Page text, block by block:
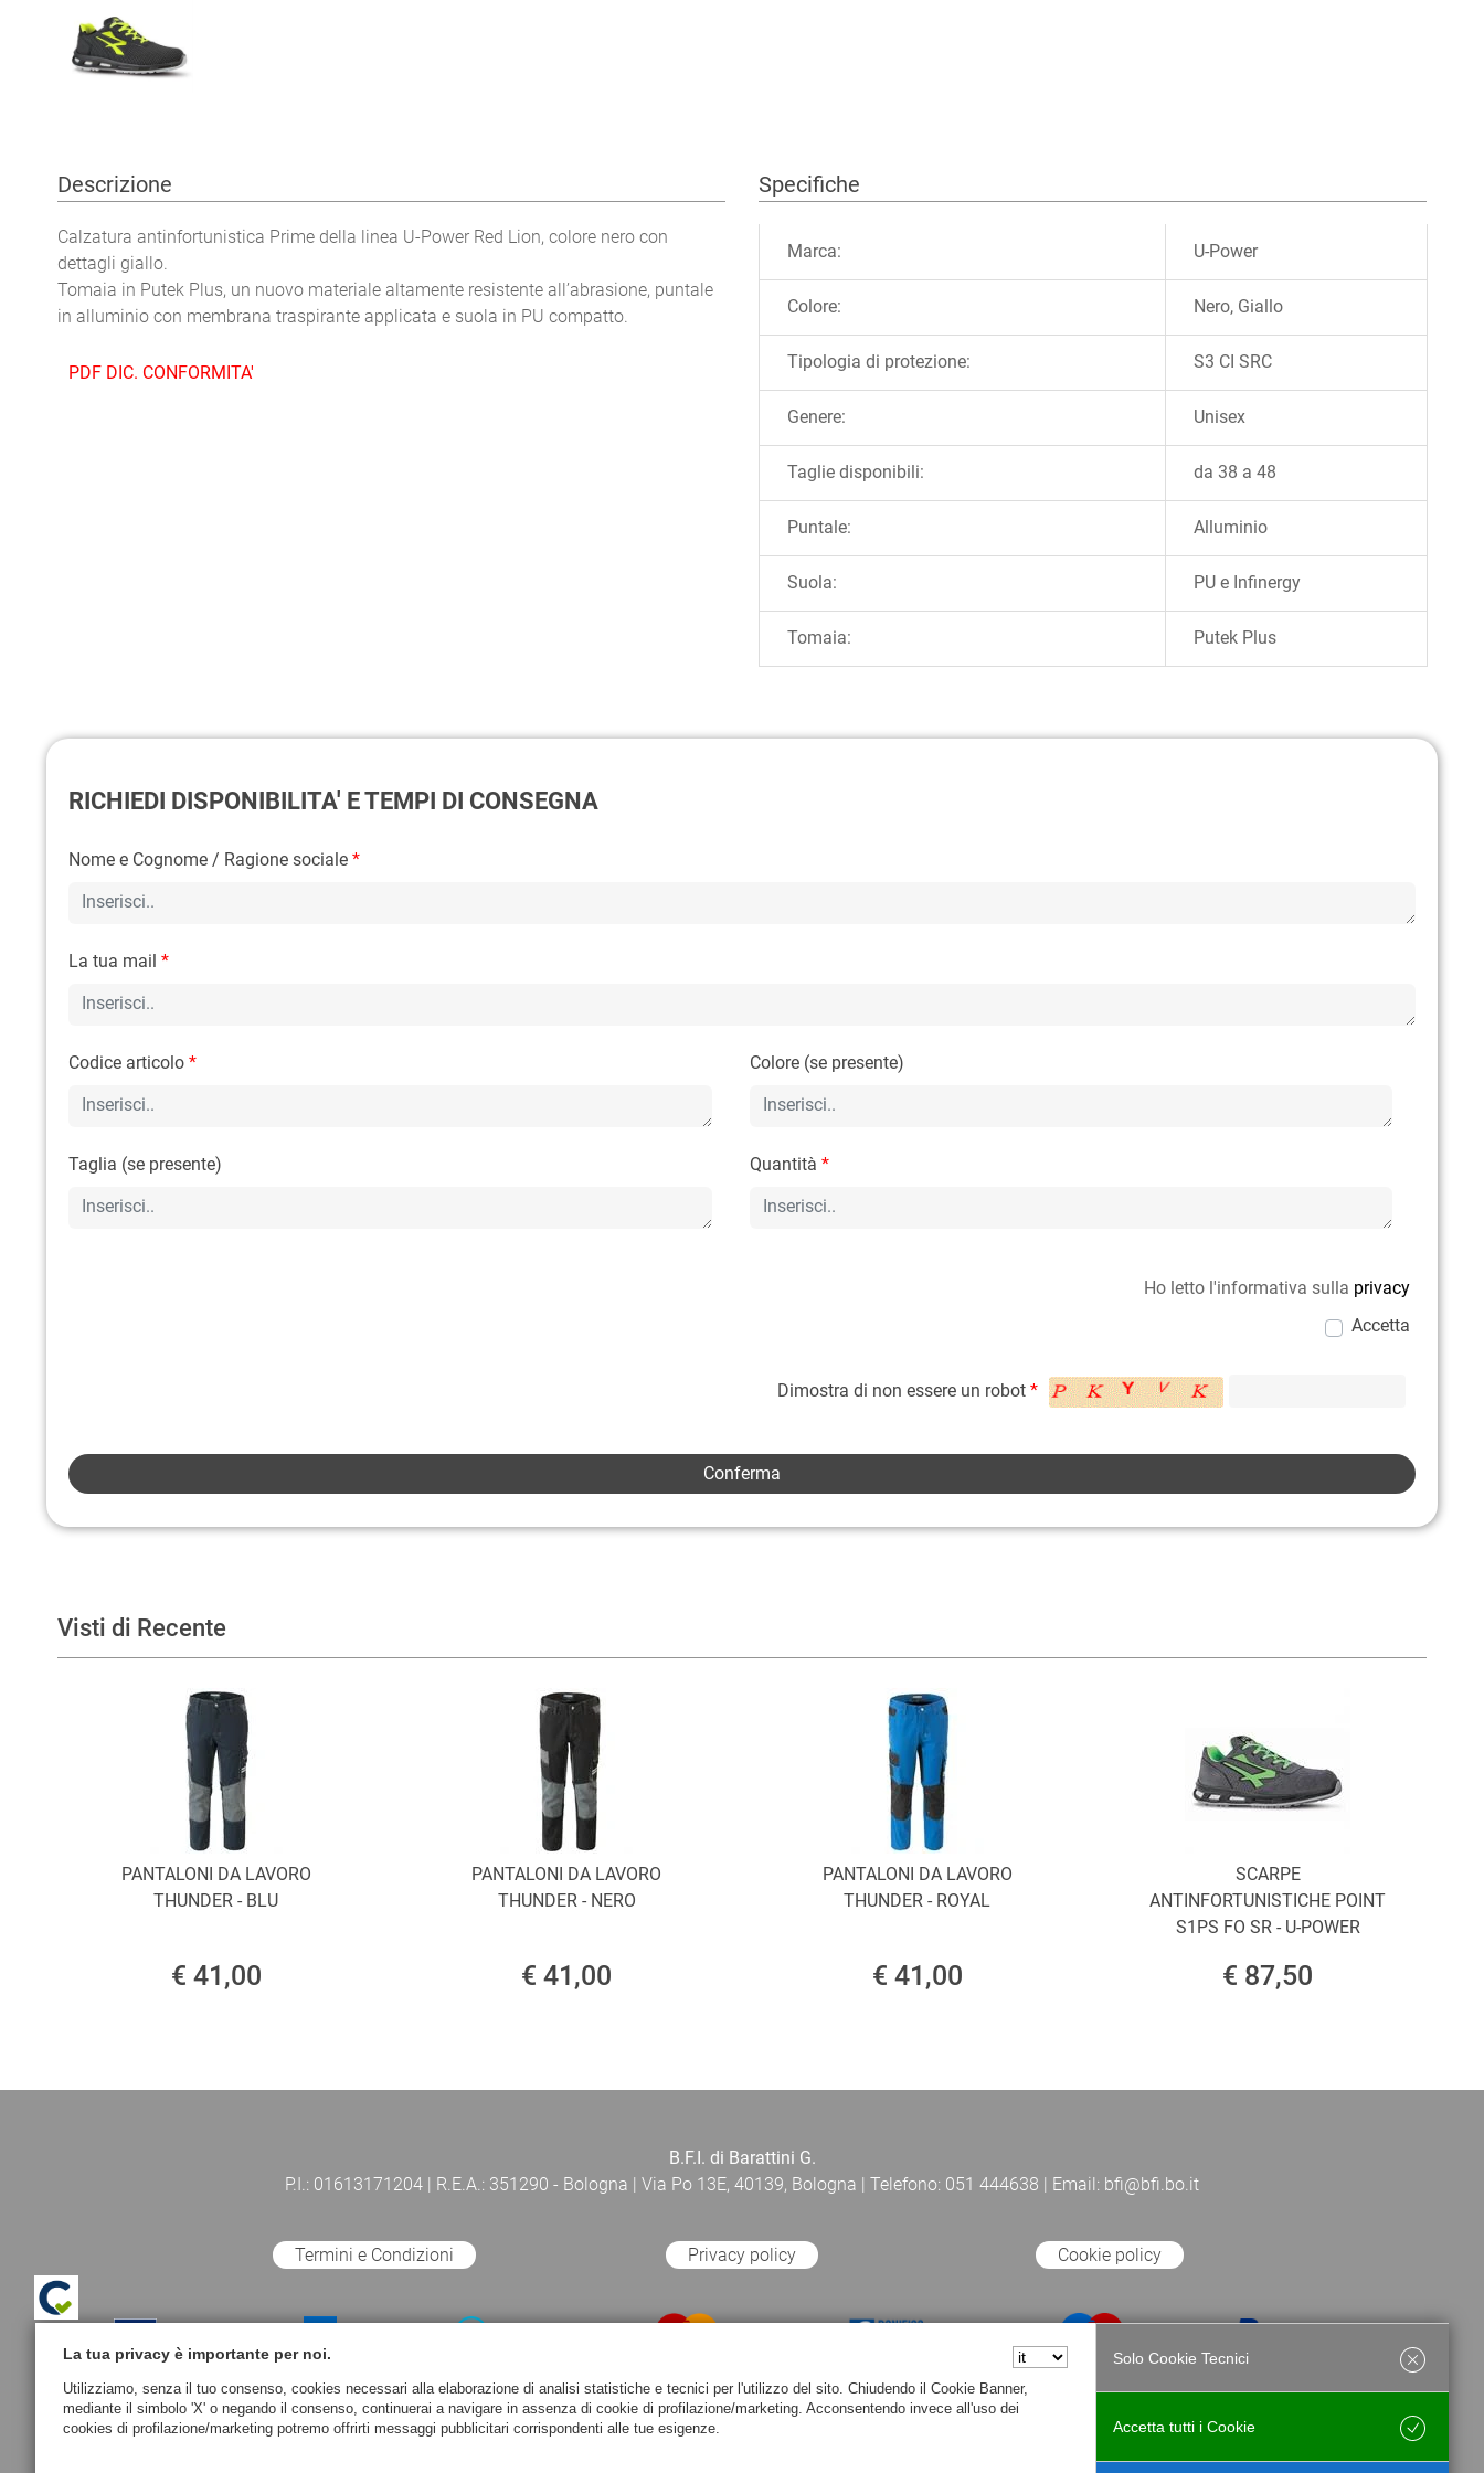
Descrizione
Calzatura antinfortunistica Prime della linea U-Power Red Lion, colore nero con
dettagli giallo.
Tomaia in Putek Plus, un nuovo materiale altamente resistente all’abrasione, puntale
in alluminio con membrana traspirante applicata e suola in PU compatto.
PDF DIC. CONFORMITA'
Specifiche
Marca: U-Power
Colore: Nero, Giallo
Tipologia di protezione: S3 CI SRC
Genere: Unisex
Taglie disponibili: da 38 a 48
Puntale: Alluminio
Suola: PU e Infinergy
Tomaia: Putek Plus
RICHIEDI DISPONIBILITA' E TEMPI DI CONSEGNA
Nome e Cognome / Ragione sociale *
La tua mail *
Codice articolo * Colore (se presente)
Taglia (se presente) Quantità *
Ho letto l'informativa sulla privacy
Accetta
Dimostra di non essere un robot *
Visti di Recente
PANTALONI DA LAVORO
THUNDER - BLU
€ 41,00
PANTALONI DA LAVORO
THUNDER - NERO
€ 41,00
PANTALONI DA LAVORO
THUNDER - ROYAL
€ 41,00
SCARPE
ANTINFORTUNISTICHE POINT
S1PS FO SR - U-POWER
€ 87,50
B.F.I. di Barattini G.
P.I.: 01613171204 | R.E.A.: 351290 - Bologna | Via Po 13E, 40139, Bologna | Telefono: 051 444638 | Email: bfi@bfi.bo.it
Termini e Condizioni Privacy policy Cookie policy
La tua privacy è importante per noi.
Utilizziamo, senza il tuo consenso, cookies necessari alla elaborazione di analisi statistiche e tecnici per l'utilizzo del sito. Chiudendo il Cookie Banner,
mediante il simbolo 'X' o negando il consenso, continuerai a navigare in assenza di cookie di profilazione/marketing. Acconsentendo invece all'uso dei
cookies di profilazione/marketing potremo offrirti messaggi pubblicitari corrispondenti alle tue esigenze.
Accetta tutti i Cookie
Solo Cookie Tecnici
Salva